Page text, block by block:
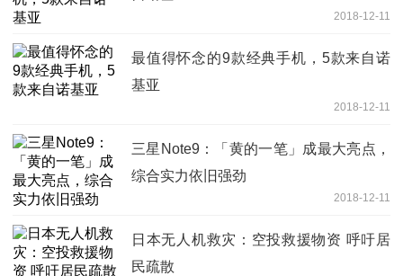
2018-12-11
最值得怀念的9款经典手机，5款来自诺
基亚
2018-12-11
三星Note9：「黄的一笔」成最大亮点，
综合实力依旧强劲
2018-12-11
日本无人机救灾：空投救援物资 呼吁居
民疏散